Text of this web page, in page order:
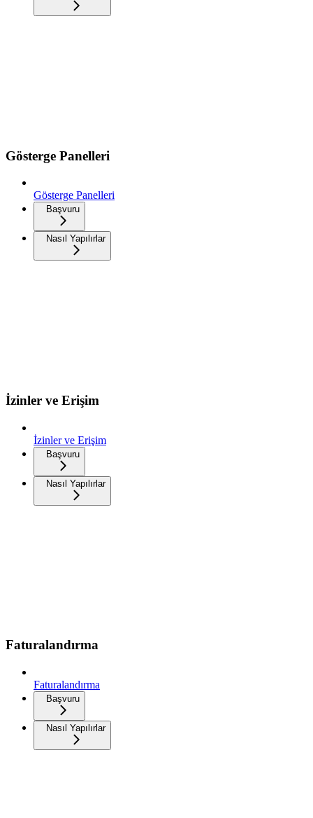
Gösterge Panelleri
Gösterge Panelleri
Başvuru
Nasıl Yapılırlar
İzinler ve Erişim
İzinler ve Erişim
Başvuru
Nasıl Yapılırlar
Faturalandırma
Faturalandırma
Başvuru
Nasıl Yapılırlar